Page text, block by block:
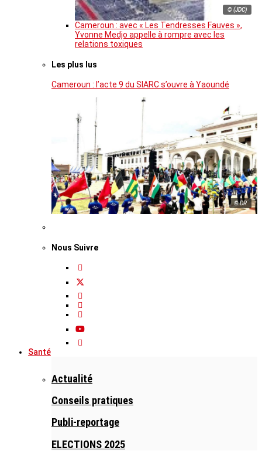
© (JDC)
Cameroun : avec « Les Tendresses Fauves »,
Yvonne Medjo appelle à rompre avec les
relations toxiques
Les plus lus
Cameroun : l’acte 9 du SIARC s’ouvre à Yaoundé
© DR
Nous Suivre
Santé
Actualité
Conseils pratiques
Publi-reportage
ELECTIONS 2025